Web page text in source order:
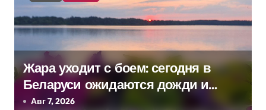
и
с
я
м
Жара уходит с боем: сегодня в
Беларуси ожидаются дожди и
грозы
Авг 7, 2026